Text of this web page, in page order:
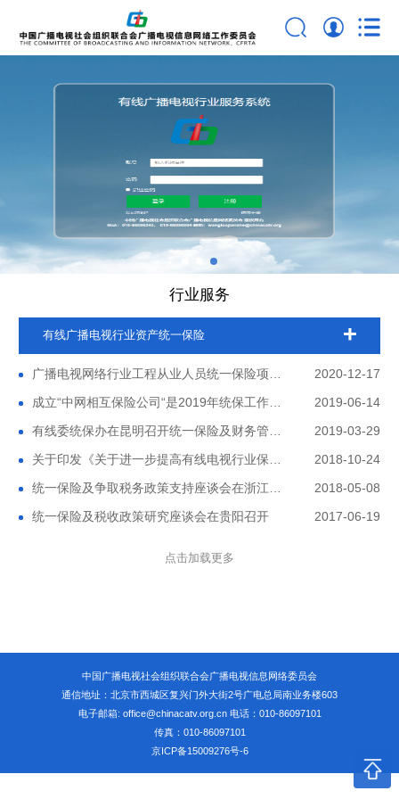
行业服务
有线广播电视行业资产统一保险
广播电视网络行业工程从业人员统一保险项目
2020-12-17
成立“中网相互保险公司“是2019年统保工作的
2019-06-14
有线委统保办在昆明召开统一保险及财务管理
2019-03-29
关于印发《关于进一步提高有线电视行业保险
2018-10-24
统一保险及争取税务政策支持座谈会在浙江杭
2018-05-08
统一保险及税收政策研究座谈会在贵阳召开
2017-06-19
点击加载更多
中国广播电视社会组织联合会广播电视信息网络委员会
通信地址：北京市西城区复兴门外大街2号广电总局南业务楼603
电子邮箱: office@chinacatv.org.cn 电话：010-86097101
传真：010-86097101
京ICP备15009276号-6